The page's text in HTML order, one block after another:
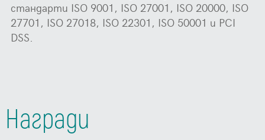
стандарти ISO 9001, ISO 27001, ISO 20000, ISO
27701, ISO 27018, ISO 22301, ISO 50001 и PCI
DSS.
Награди